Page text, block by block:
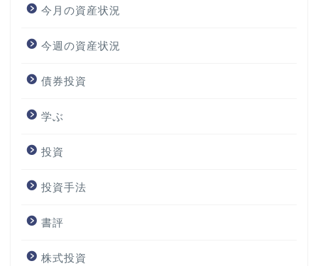
今月の資産状況
今週の資産状況
債券投資
学ぶ
投資
投資手法
書評
株式投資